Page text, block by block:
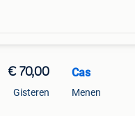
€ 70,00
Gisteren
Cas
Menen